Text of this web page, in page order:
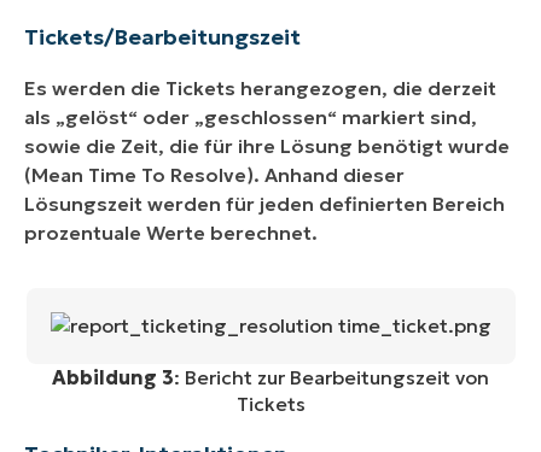
Tickets/Bearbeitungszeit
Es werden die Tickets herangezogen, die derzeit
als „gelöst“ oder „geschlossen“ markiert sind,
sowie die Zeit, die für ihre Lösung benötigt wurde
(Mean Time To Resolve). Anhand dieser
Lösungszeit werden für jeden definierten Bereich
prozentuale Werte berechnet.
Abbildung 3: Bericht zur Bearbeitungszeit von
Tickets